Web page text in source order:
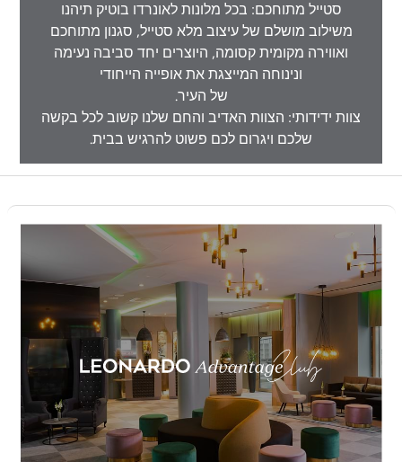
סטייל מתוחכם: בכל מלונות לאונרדו בוטיק תיהנו
משילוב מושלם של עיצוב מלא סטייל, סגנון מתוחכם
ואווירה מקומית קסומה, היוצרים יחד סביבה נעימה
ונינוחה המייצגת את אופייה הייחודי
של העיר.
צוות ידידותי: הצוות האדיב והחם שלנו קשוב לכל בקשה
שלכם ויגרום לכם פשוט להרגיש בבית.